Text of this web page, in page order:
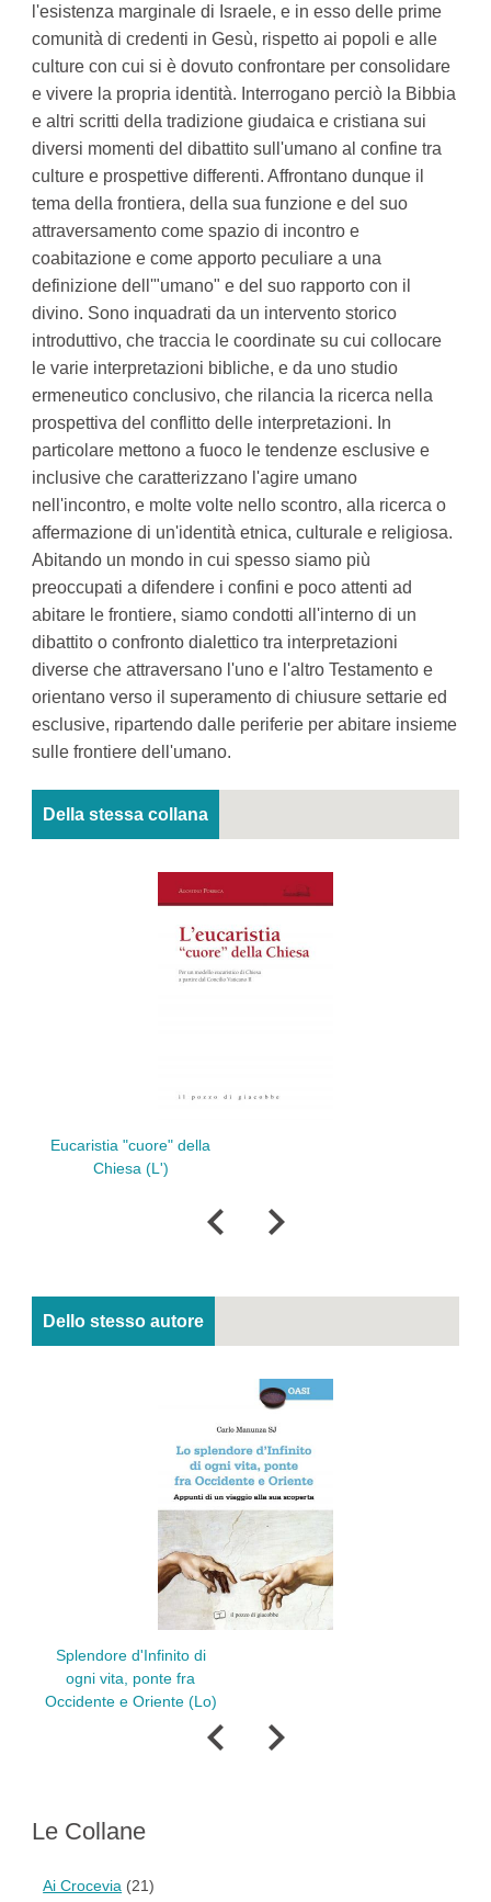
l'esistenza marginale di Israele, e in esso delle prime
comunità di credenti in Gesù, rispetto ai popoli e alle
culture con cui si è dovuto confrontare per consolidare
e vivere la propria identità. Interrogano perciò la Bibbia
e altri scritti della tradizione giudaica e cristiana sui
diversi momenti del dibattito sull'umano al confine tra
culture e prospettive differenti. Affrontano dunque il
tema della frontiera, della sua funzione e del suo
attraversamento come spazio di incontro e
coabitazione e come apporto peculiare a una
definizione dell'"umano" e del suo rapporto con il
divino. Sono inquadrati da un intervento storico
introduttivo, che traccia le coordinate su cui collocare
le varie interpretazioni bibliche, e da uno studio
ermeneutico conclusivo, che rilancia la ricerca nella
prospettiva del conflitto delle interpretazioni. In
particolare mettono a fuoco le tendenze esclusive e
inclusive che caratterizzano l'agire umano
nell'incontro, e molte volte nello scontro, alla ricerca o
affermazione di un'identità etnica, culturale e religiosa.
Abitando un mondo in cui spesso siamo più
preoccupati a difendere i confini e poco attenti ad
abitare le frontiere, siamo condotti all'interno di un
dibattito o confronto dialettico tra interpretazioni
diverse che attraversano l'uno e l'altro Testamento e
orientano verso il superamento di chiusure settarie ed
esclusive, ripartendo dalle periferie per abitare insieme
sulle frontiere dell'umano.
Della stessa collana
"cuore" della
Chiesa (L')
Dello stesso autore
Splendore d'Infinito di
ogni vita, ponte fra
Occidente e Oriente (Lo)
Le Collane
Ai Crocevia (21)